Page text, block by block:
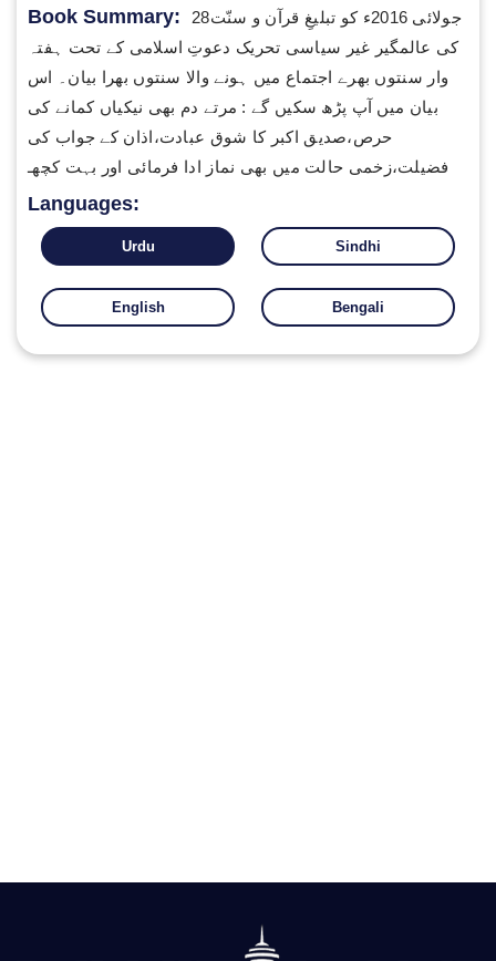
Book Summary:
28جولائی 2016ء کو تبلیغِ قرآن و سنّت
کی عالمگیر غیر سیاسی تحریک دعوتِ اسلامی کے تحت ہفتہ
وار سنتوں بھرے اجتماع میں ہونے والا سنتوں بھرا بیان۔ اس
بیان میں آپ پڑھ سکیں گے : مرتے دم بھی نیکیاں کمانے کی
حرص،صدیق اکبر کا شوق عبادت،اذان کے جواب کی
فضیلت،زخمی حالت میں بھی نماز ادا فرمائی اور بہت کچھـ
Languages:
Urdu Sindhi
English Bengali